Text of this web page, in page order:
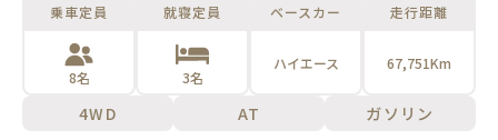
乗車定員
8名
就寝定員
3名
ベースカー
ハイエース
走行距離
67,751Km
4WD AT
ガソリン